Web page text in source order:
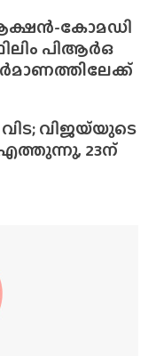
കോമഡി
പിആർഒ
വിജയ്‌യുടെ
23ന്